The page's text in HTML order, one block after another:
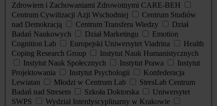
Zdrowiem i Zachowaniami Zdrowotnymi CARE-BEH
Centrum Cywilizacji Azji Wschodniej
Centrum Studiów
nad Demokracją
Centrum Transferu Wiedzy
Dział
Badań Naukowych
Dział Marketingu
Emotion
Cognition Lab
Europejski Uniwersytet Viadrina
Health
Coping Research Group
Instytut Nauk Humanistycznych
Instytut Nauk Społecznych
Instytut Prawa
Instytut
Projektowania
Instytut Psychologii
Konfederacja
Lewiatan
Młodzi w Centrum Lab
StresLab Centrum
Badań nad Stresem
Szkoła Doktorska
Uniwersytet
SWPS
Wydział Interdyscyplinarny w Krakowie